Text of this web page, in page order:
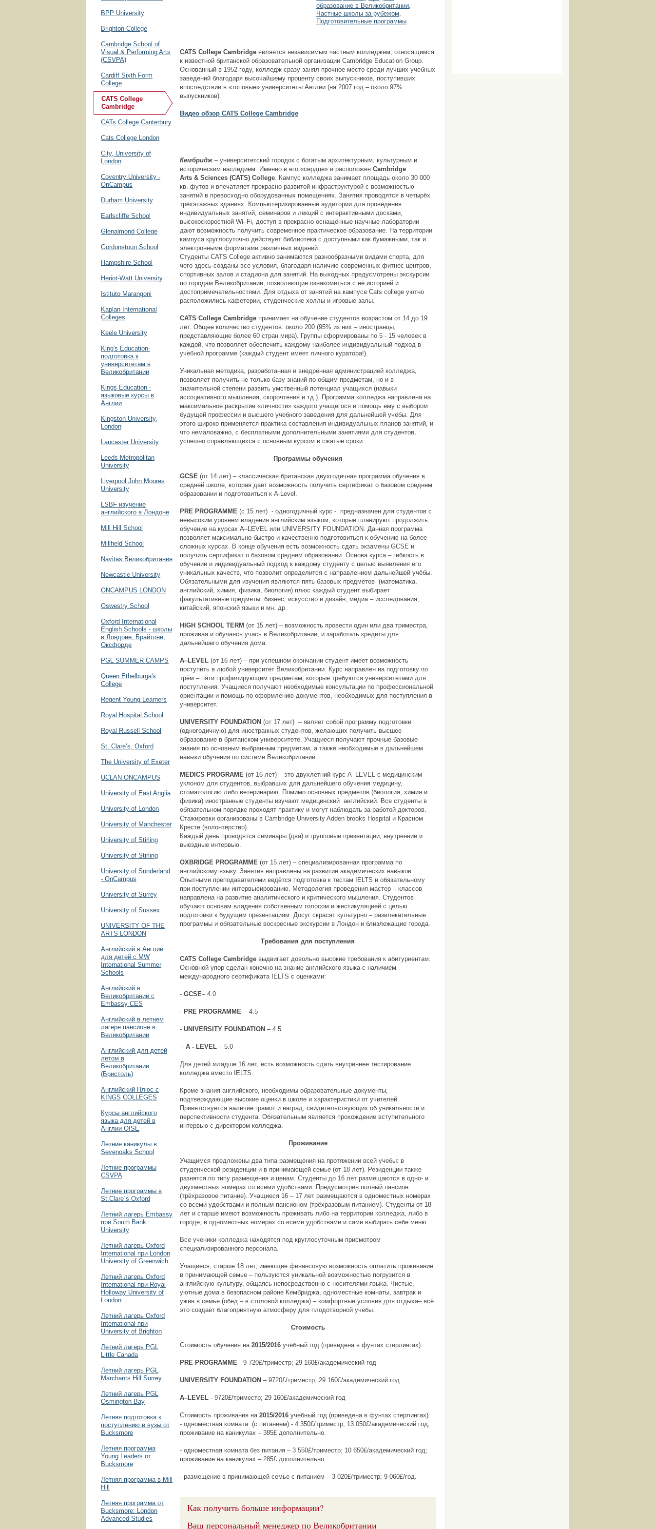
BPP University
Brighton College
Cambridge School of
Visual & Performing Arts
(CSVPA)
Cardiff Sixth Form
College
CATS College
Cambridge
CATs College Canterbury
Cats College London
City, University of
London
Coventry University -
OnCampus
Durham University
Earlscliffe School
Glenalmond College
Gordonstoun School
Hampshire School
Heriot-Watt University
Istituto Marangoni
Kaplan International
Colleges
Keele University
King's Education-
подготовка к
университетам в
Великобритании
Kings Education -
языковые курсы в
Англии
Kingston University,
London
Lancaster University
Leeds Metropolitan
University
Liverpool John Moores
University
LSBF изучение
английского в Лондоне
Mill Hill School
Millfield School
Navitas Великобритания
Newcastle University
ONCAMPUS LONDON
Oswestry School
Oxford International
English Schools - школы
в Лондоне, Брайтоне,
Оксфорде
PGL SUMMER CAMPS
Queen Ethelburga's
College
Regent Young Learners
Royal Hospital School
Royal Russell School
St. Clare’s, Oxford
The University of Exeter
UCLAN ONCAMPUS
University of East Anglia
University of London
University of Manchester
University of Stirling
University of Stirling
University of Sunderland
- OnCampus
University of Surrey
University of Sussex
UNIVERSITY OF THE
ARTS LONDON
Английский в Англии
для детей с MW
International Summer
Schools
Английский в
Великобритании с
Embassy CES
Английский в летнем
лагере пансионе в
Великобритании
Английский для детей
летом в
Великобритании
(Бристоль)
Английский Плюс с
KINGS COLLEGES
Курсы английского
языка для детей в
Англии OISE
Летние каникулы в
Sevenoaks School
Летние программы
CSVPA
Летние программы в
St.Clare`s Oxford
Летний лагерь Embassy
при South Bank
University
Летний лагерь Oxford
International при London
University of Greenwich
Летний лагерь Oxford
International при Royal
Holloway University of
London
Летний лагерь Oxford
International при
University of Brighton
Летний лагерь PGL
Little Canada
Летний лагерь PGL
Marchants Hill Surrey
Летний лагерь PGL
Osmington Bay
Летняя подготовка к
поступлению в вузы от
Bucksmore
Летняя программа
Young Leaders от
Bucksmore
Летняя программа в Mill
Hill
Летняя программа от
Bucksmore: London
Advanced Studies
образование в Великобритании,
Частные школы за рубежом,
Подготовительные программы
CATS College Cambridge является независимым частным колледжем, относящимся
к известной британской образовательной организации Cambridge Education Group.
Основанный в 1952 году, колледж сразу занял прочное место среди лучших учебных
заведений благодаря высочайшему проценту своих выпускников, поступивших
впоследствии в «топовые» университеты Англии (на 2007 год – около 97%
выпускников).
Видео обзор CATS College Cambridge
Кембридж – университетский городок с богатым архитектурным, культурным и
историческим наследием. Именно в его «сердце» и расположен Cambridge
Arts & Sciences (CATS) College. Кампус колледжа занимает площадь около 30 000
кв. футов и впечатляет прекрасно развитой инфраструктурой с возможностью
занятий в превосходно оборудованных помещениях. Занятия проводятся в четырёх
трёхэтажных зданиях. Компьютеризированные аудитории для проведения
индивидуальных занятий, семинаров и лекций с интерактивными досками,
высокоскоростной Wi–Fi, доступ в прекрасно оснащённые научные лаборатории
дают возможность получить современное практическое образование. На территории
кампуса круглосуточно действует библиотека с доступными как бумажными, так и
электронными форматами различных изданий.
Студенты CATS College активно занимаются разнообразными видами спорта, для
чего здесь созданы все условия, благодаря наличию современных фитнес центров,
спортивных залов и стадиона для занятий. На выходных предусмотрены экскурсии
по городам Великобритании, позволяющие ознакомиться с её историей и
достопримечательностями. Для отдыха от занятий на кампусе Cats college уютно
расположились кафетерии, студенческие холлы и игровые залы.
CATS College Cambridge принимает на обучение студентов возрастом от 14 до 19
лет. Общее количество студентов: около 200 (95% из них – иностранцы,
представляющие более 60 стран мира). Группы сформированы по 5 - 15 человек в
каждой, что позволяет обеспечить каждому наиболее индивидуальный подход в
учебной программе (каждый студент имеет личного куратора!).
Уникальная методика, разработанная и внедрённая администрацией колледжа,
позволяет получить не только базу знаний по общим предметам, но и в
значительной степени развить умственный потенциал учащихся (навыки
ассоциативного мышления, скорочтения и тд.). Программа колледжа направлена на
максимальное раскрытие «личности» каждого учащегося и помощь ему с выбором
будущей профессии и высшего учебного заведения для дальнейшей учёбы. Для
этого широко применяется практика составления индивидуальных планов занятий, и
что немаловажно, с бесплатными дополнительными занятиями для студентов,
успешно справляющихся с основным курсом в сжатые сроки.
Программы обучения
GCSE (от 14 лет) – классическая британская двухгодичная программа обучения в
средней школе, которая дает возможность получить сертификат о базовом среднем
образовании и подготовиться к A-Level.
PRE PROGRAMME (с 15 лет) - одногодичный курс - предназначен для студентов с
невысоким уровнем владения английским языком, которые планируют продолжить
обучение на курсах A–LEVEL или UNIVERSITY FOUNDATION. Данная программа
позволяет максимально быстро и качественно подготовиться к обучению на более
сложных курсах. В конце обучения есть возможность сдать экзамены GCSE и
получить сертификат о базовом среднем образовании. Основа курса – гибкость в
обучении и индивидуальный подход к каждому студенту с целью выявления его
уникальных качеств, что позволит определится с направлением дальнейшей учёбы.
Обязательными для изучения являются пять базовых предметов (математика,
английский, химия, физика, биология) плюс каждый студент выбирает
факультативные предметы: бизнес, искусство и дизайн, медиа – исследования,
китайский, японский языки и мн. др.
HIGH SCHOOL TERM (от 15 лет) – возможность провести один или два триместра,
проживая и обучаясь учась в Великобритании, и заработать кредиты для
дальнейшего обучения дома.
A–LEVEL (от 16 лет) – при успешном окончании студент имеет возможность
поступить в любой университет Великобритании. Курс направлен на подготовку по
трём – пяти профилирующим предметам, которые требуются университетами для
поступления. Учащиеся получают необходимые консультации по профессиональной
ориентации и помощь по оформлению документов, необходимых для поступления в
университет.
UNIVERSITY FOUNDATION (от 17 лет) – являет собой программу подготовки
(одногодичную) для иностранных студентов, желающих получить высшее
образование в британском университете. Учащиеся получают прочные базовые
знания по основным выбранным предметам, а также необходимые в дальнейшем
навыки обучения по системе Великобритании.
MEDICS PROGRAME (от 16 лет) – это двухлетний курс A–LEVEL с медицинским
уклоном для студентов, выбравших для дальнейшего обучения медицину,
стоматологию либо ветеринарию. Помимо основных предметов (биология, химия и
физика) иностранные студенты изучают медицинский английский. Все студенты в
обязательном порядке проходят практику и могут наблюдать за работой докторов.
Стажировки организованы в Cambridge University Adden brooks Hospital и Красном
Кресте (волонтёрство).
Каждый день проводятся семинары (два) и групповые презентации, внутренние и
выездные интервью.
OXBRIDGE PROGRAMME (от 15 лет) – специализированная программа по
английскому языку. Занятия направлены на развитие академических навыков.
Опытными преподавателями ведётся подготовка к тестам IELTS и обязательному
при поступлении интервьюированию. Методология проведения мастер – классов
направлена на развитие аналитического и критического мышления. Студентов
обучают основам владения собственным голосом и жестикуляцией с целью
подготовки к будущим презентациям. Досуг скрасят культурно – развлекательные
программы и обязательные воскресные экскурсии в Лондон и близлежащие города.
Требования для поступления
CATS College Cambridge выдвигает довольно высокие требования к абитуриентам.
Основной упор сделан конечно на знание английского языка с наличием
международного сертификата IELTS с оценками:
- GCSE– 4.0
- PRE PROGRAMME - 4.5
- UNIVERSITY FOUNDATION – 4.5
- A - LEVEL – 5.0
Для детей младше 16 лет, есть возможность сдать внутреннее тестирование
колледжа вместо IELTS.
Кроме знания английского, необходимы образовательные документы,
подтверждающие высокие оценки в школе и характеристики от учителей.
Приветствуется наличие грамот и наград, свидетельствующих об уникальности и
перспективности студента. Обязательным является прохождение вступительного
интервью с директором колледжа.
Проживание
Учащимся предложены два типа размещения на протяжении всей учебы: в
студенческой резиденции и в принимающей семье (от 18 лет). Резиденции также
разнятся по типу размещения и ценам. Студенты до 16 лет размещаются в одно- и
двухместных номерах со всеми удобствами. Предусмотрен полный пансион
(трёхразовое питание). Учащиеся 16 – 17 лет размещаются в одноместных номерах
со всеми удобствами и полным пансионом (трёхразовым питанием). Студенты от 18
лет и старше имеют возможность проживать либо на территории колледжа, либо в
городе, в одноместных номерах со всеми удобствами и сами выбирать себе меню.
Все ученики колледжа находятся под круглосуточным присмотром
специализированного персонала.
Учащиеся, старше 18 лет, имеющие финансовую возможность оплатить проживание
в принимающей семье – пользуются уникальной возможностью погрузится в
английскую культуру, общаясь непосредственно с носителями языка. Чистые,
уютные дома в безопасном районе Кембриджа, одноместные комнаты, завтрак и
ужин в семье (обед – в столовой колледжа) – комфортные условия для отдыха– всё
это создаёт благоприятную атмосферу для плодотворной учёбы.
Стоимость
Стоимость обучения на 2015/2016 учебный год (приведена в фунтах стерлингах):
PRE PROGRAMME - 9 720£/триместр; 29 160£/академический год
UNIVERSITY FOUNDATION – 9720£/триместр; 29 160£/академический год
A–LEVEL - 9720£/триместр; 29 160£/академический год
Стоимость проживания на 2015/2016 учебный год (приведена в фунтах стерлингах):
- одноместная комната (с питанием) - 4 350£/триместр; 13 050£/академический год;
проживание на каникулах – 385£ дополнительно.
- одноместная комната без питания – 3 550£/триместр; 10 650£/академический год;
проживание на каникулах – 285£ дополнительно.
- размещение в принимающей семье с питанием – 3 020£/триместр; 9 060£/год.
Как получить больше информации?
Ваш персональный менеджер по Великобритании